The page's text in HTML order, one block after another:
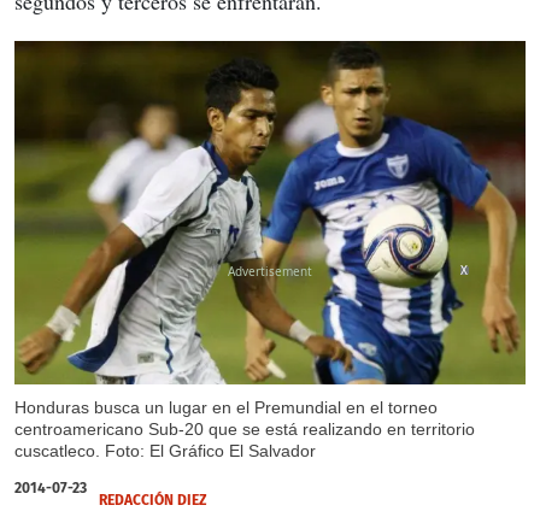
Honduras busca un lugar en el Premundial en el torneo
centroamericano Sub-20 que se está realizando en territorio
cuscatleco. Foto: El Gráfico El Salvador
X
2014-07-23
REDACCIÓN DIEZ